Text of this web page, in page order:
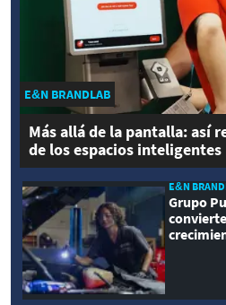
E&N BRANDLAB
Más allá de la pantalla: así
de los espacios inteligentes
E&N
Grupo